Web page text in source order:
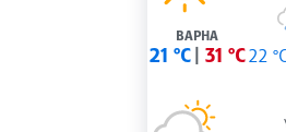
ВАРНА
21 °C 31 °C22 °C